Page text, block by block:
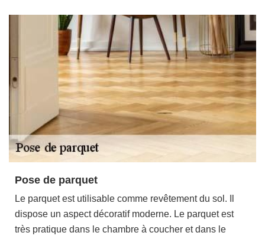
Pose de parquet
Le parquet est utilisable comme revêtement du sol. Il
dispose un aspect décoratif moderne. Le parquet est
très pratique dans le chambre à coucher et dans le